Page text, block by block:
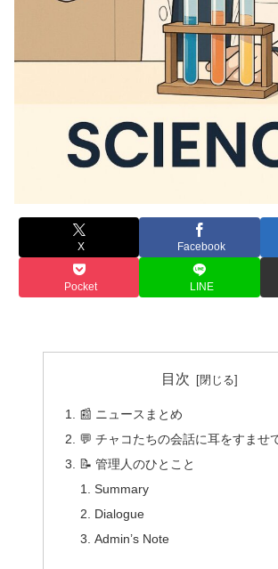
X Facebook
Pocket LINE
目次
📰 ニュースまとめ
💬 チャコたちの会話に耳をすませ
📝 管理人のひとこと
Summary
Dialogue
Admin’s Note